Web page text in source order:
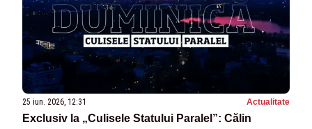
25 iun. 2026, 12:31 Actualitate
Exclusiv la „Culisele Statului Paralel”: Călin